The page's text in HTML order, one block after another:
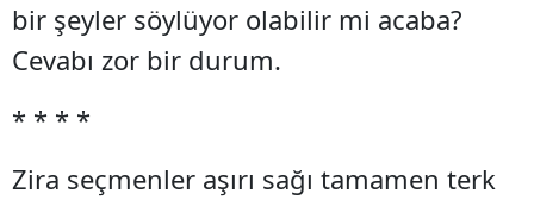
bir şeyler söylüyor olabilir mi acaba?
Cevabı zor bir durum.
* * * *
Zira seçmenler aşırı sağı tamamen terk